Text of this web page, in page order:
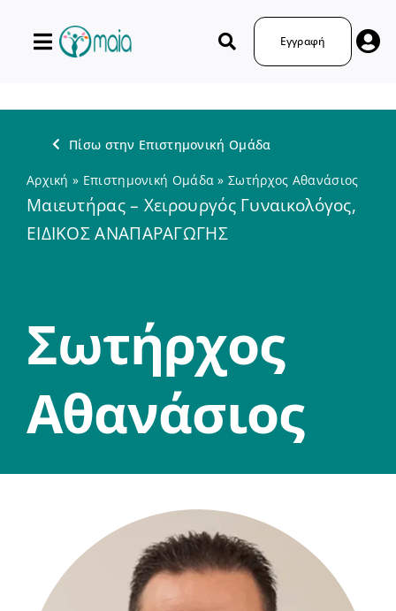
Εγγραφή
Πίσω στην Επιστημονική Ομάδα
Αρχική » Επιστημονική Ομάδα »Σωτήρχος Αθανάσιος
Μαιευτήρας – Χειρουργός Γυναικολόγος,
ΕΙΔΙΚΟΣ ΑΝΑΠΑΡΑΓΩΓΗΣ
Σωτήρχος
Αθανάσιος